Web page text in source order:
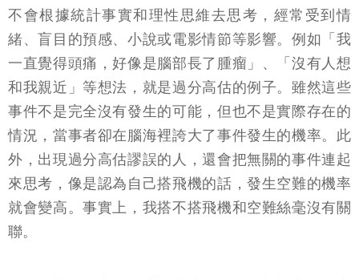
不會根據統計事實和理性思維去思考，經常受到情
緒、盲目的預感、小說或電影情節等影響。例如「我
一直覺得頭痛，好像是腦部長了腫瘤」、「沒有人想
和我親近」等想法，就是過分高估的例子。雖然這些
事件不是完全沒有發生的可能，但也不是實際存在的
情況，當事者卻在腦海裡誇大了事件發生的機率。此
外，出現過分高估謬誤的人，還會把無關的事件連起
來思考，像是認為自己搭飛機的話，發生空難的機率
就會變高。事實上，我搭不搭飛機和空難絲毫沒有關
聯。